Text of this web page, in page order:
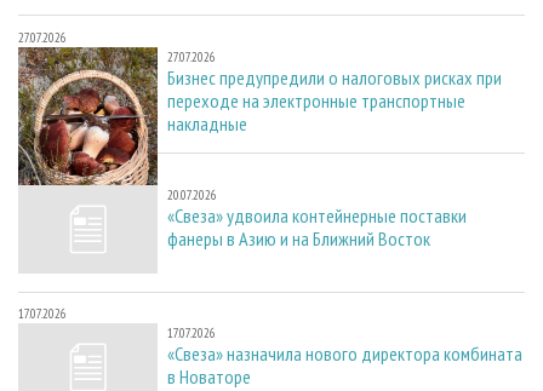
27.07.2026
27.07.2026
Бизнес предупредили о налоговых рисках при
переходе на электронные транспортные
накладные
20.07.2026
20.07.2026
«Свеза» удвоила контейнерные поставки
фанеры в Азию и на Ближний Восток
17.07.2026
17.07.2026
«Свеза» назначила нового директора комбината
в Новаторе